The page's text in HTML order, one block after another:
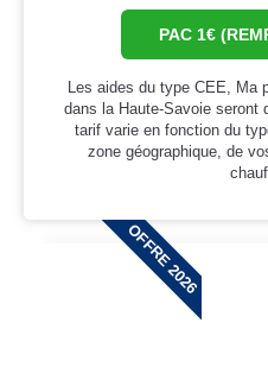
PAC 1€
Les aides du type CEE, Ma
dans la Haute-Savoie seront
tarif varie en fonction du
zone géographique, de
OFFRE 2026